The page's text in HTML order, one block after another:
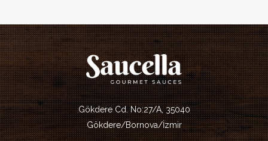
Gökdere Cd. No:27/A, 35040
Gökdere/Bornova/İzmir